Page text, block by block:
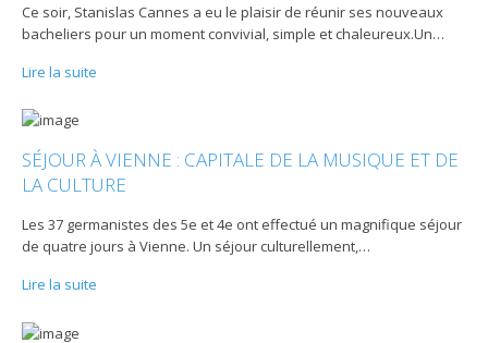
Ce soir, Stanislas Cannes a eu le plaisir de réunir ses nouveaux
bacheliers pour un moment convivial, simple et chaleureux.Un…
Lire la suite
SÉJOUR À VIENNE : CAPITALE DE LA MUSIQUE ET DE
LA CULTURE
Les 37 germanistes des 5e et 4e ont effectué un magnifique séjour
de quatre jours à Vienne. Un séjour culturellement,…
Lire la suite